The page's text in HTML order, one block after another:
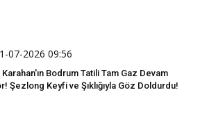
07-2026 09:56
Bodrum Tatili Tam Gaz Devam
Şezlong Keyfi ve Şıklığıyla Göz Doldurdu!